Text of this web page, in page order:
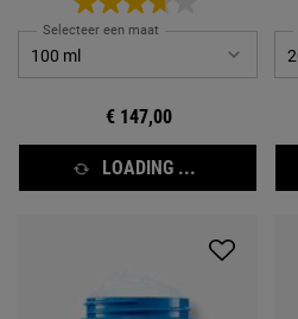
Selecteer een maat
€ 147,00
LOADING ...